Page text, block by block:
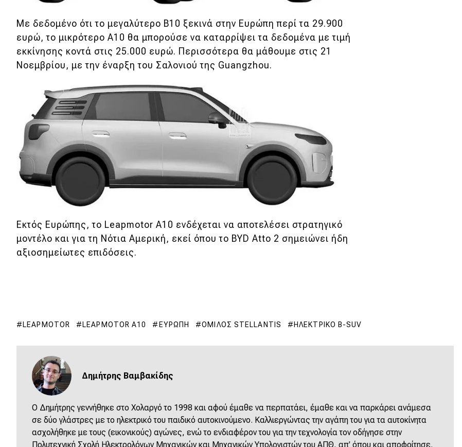
ΚΤΕΟ
Οδική βοήθεια
eDRIVE
DRIVE USED
Με δεδομένο ότι το μεγαλύτερο B10 ξεκινά στην Ευρώπη περί τα 29.900
ευρώ, το μικρότερο A10 θα μπορούσε να καταρρίψει τα δεδομένα με τιμή
εκκίνησης κοντά στις 25.000 ευρώ. Περισσότερα θα μάθουμε στις 21
Νοεμβρίου, με την έναρξη του Σαλονιού της Guangzhou.
Εκτός Ευρώπης, το Leapmotor A10 ενδέχεται να αποτελέσει στρατηγικό
μοντέλο και για τη Νότια Αμερική, εκεί όπου το BYD Atto 2 σημειώνει ήδη
αξιοσημείωτες επιδόσεις.
LEAPMOTOR LEAPMOTOR A10 ΕΥΡΏΠΗ ΌΜΙΛΟΣ STELLANTIS ΗΛΕΚΤΡΙΚΌ B-SUV
Δημήτρης Βαμβακίδης
Ο Δημήτρης γεννήθηκε στο Χολαργό το 1998 και αφού έμαθε να περπατάει, έμαθε και να παρκάρει ανάμεσα
σε δύο γλάστρες με το ηλεκτρικό του παιδικό αυτοκινούμενο. Καλλιεργώντας την αγάπη του για τα αυτοκίνητα
ασχολήθηκε με τους (εικονικούς) αγώνες, ενώ το ενδιαφέρον του για την τεχνολογία τον οδήγησε στην
Πολυτεχνική Σχολή Ηλεκτρολόγων Μηχανικών και Μηχανικών Υπολογιστών του ΑΠΘ, απ' όπου και αποφοίτησε.